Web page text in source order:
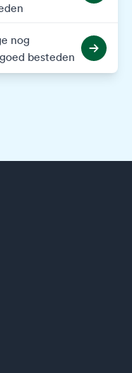
nog
besteden